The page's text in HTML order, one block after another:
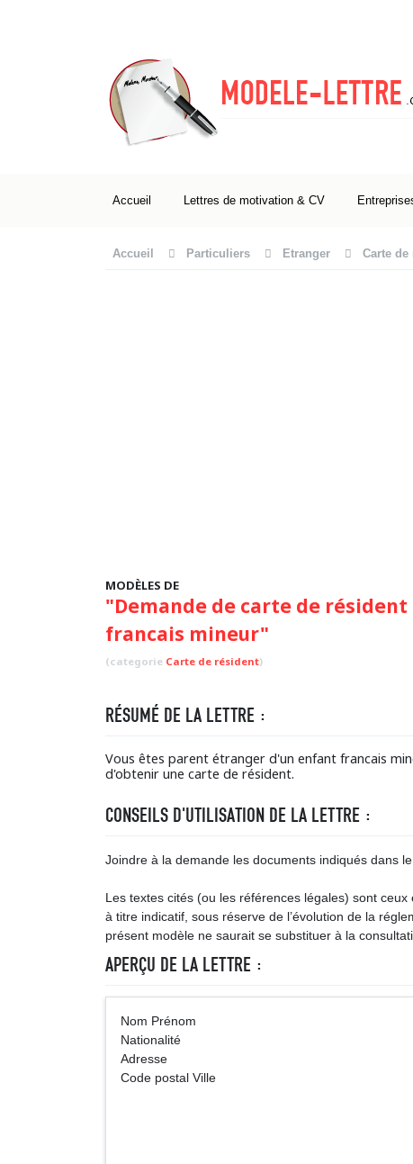
Accueil Lettres de motivation & CV
Accueil Particuliers Etranger Carte de
MODÈLES DE
"Demande de carte de
francais mineur"
(categorie Carte de résident)
RÉSUMÉ DE LA LETTRE :
Vous êtes parent étranger d'un enfant francais
d'obtenir une carte de résident.
CONSEILS D'UTILISATION DE LA LETTRE :
Joindre à la demande les documents indiqués dans le
Les textes cités (ou les références légales) sont
à titre indicatif, sous réserve de l’évolution de la
présent modèle ne saurait se substituer à la
APERÇU DE LA LETTRE :
Nom Prénom
Nationalité
Adresse
Code postal Ville